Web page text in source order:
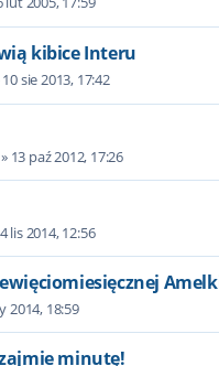
kibice Interu
10 sie 2013, 17:42
» 13 paź 2012, 17:26
lis 2014, 12:56
2014, 18:59
minutę!